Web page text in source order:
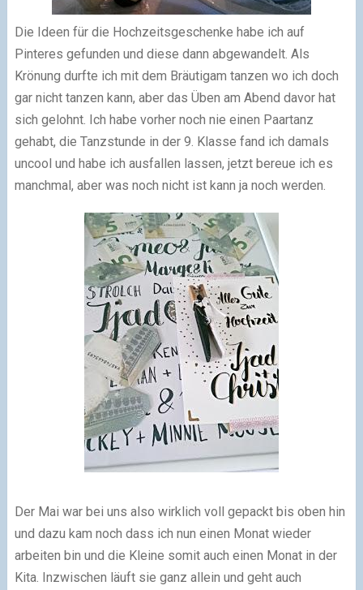
Die Ideen für die Hochzeitsgeschenke habe ich auf
Pinteres gefunden und diese dann abgewandelt. Als
Krönung durfte ich mit dem Bräutigam tanzen wo ich doch
gar nicht tanzen kann, aber das Üben am Abend davor hat
sich gelohnt. Ich habe vorher noch nie einen Paartanz
gehabt, die Tanzstunde in der 9. Klasse fand ich damals
uncool und habe ich ausfallen lassen, jetzt bereue ich es
manchmal, aber was noch nicht ist kann ja noch werden.
Der Mai war bei uns also wirklich voll gepackt bis oben hin
und dazu kam noch dass ich nun einen Monat wieder
arbeiten bin und die Kleine somit auch einen Monat in der
Kita. Inzwischen läuft sie ganz allein und geht auch